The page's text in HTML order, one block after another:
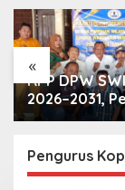
«
RPP DPW
2026–2031,
Konsolidasi
Organisasi
Pengurus